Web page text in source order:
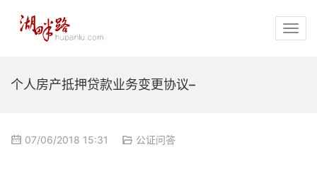
个人房产抵押贷款业务变更协议–
07/06/2018 15:31 公证问答